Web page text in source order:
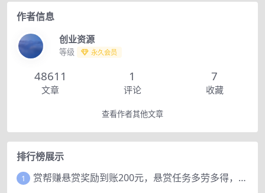
作者信息
创业资源
等级 永久会员
48611
文章
1
评论
7
收藏
查看作者其他文章
排行榜展示
1 赏帮赚悬赏奖励到账200元，悬赏任务多劳多得，人人可做。